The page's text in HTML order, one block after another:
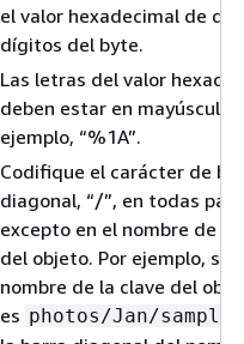
el valor hexadecimal de dos
dígitos del byte.
Las letras del valor
deben estar en
ejemplo, “%1A”.
Codifique el carácter de
diagonal, “/”, en todas
excepto en el nombre de la
del objeto. Por ejemplo, si el
nombre de la clave del
es photos/Jan/